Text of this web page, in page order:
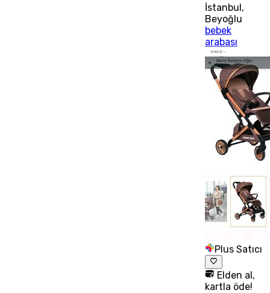
İstanbul ,
Beyoğlu
bebek
arabası
Plus Satıcı
Elden al,
kartla öde!